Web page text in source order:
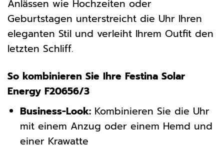
Anlässen wie Hochzeiten oder
Geburtstagen unterstreicht die Uhr Ihren
eleganten Stil und verleiht Ihrem Outfit den
letzten Schliff.
So kombinieren Sie Ihre Festina Solar
Energy F20656/3
Business-Look:Kombinieren Sie die Uhr
mit einem Anzug oder einem Hemd und
einer Krawatte